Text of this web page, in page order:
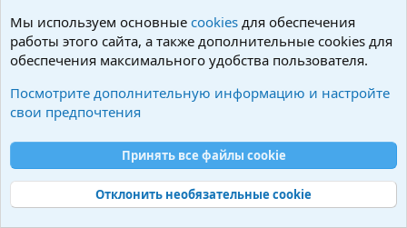
Invision Community (IPB)
Мы используем основные cookies для обеспечения
работы этого сайта, а также дополнительные cookies для
обеспечения максимального удобства пользователя.
Посмотрите дополнительную информацию и настройте
свои предпочтения
Принять все файлы cookie
Отклонить необязательные cookie